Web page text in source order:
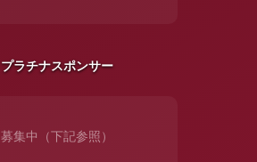
プラチナスポンサー
募集中（下記参照）